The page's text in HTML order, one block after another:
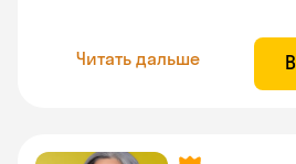
Читать дальше